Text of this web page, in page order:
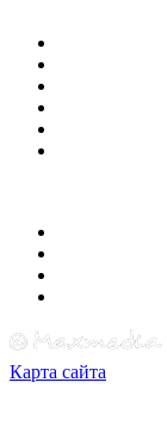
Карта сайта